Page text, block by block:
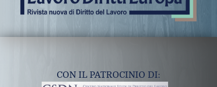
CON IL PATROCINIO DI: